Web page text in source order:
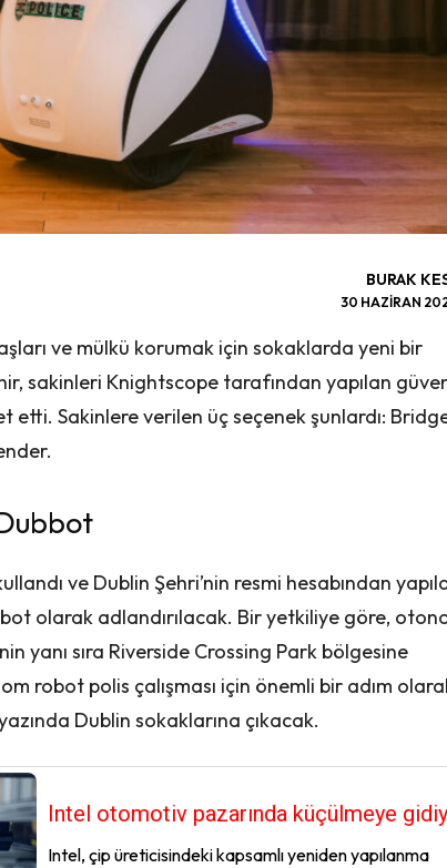
BURAK
30 HAZIRAN
ve mülkü korumak için sokaklarda yeni bir
sakinleri Knightscope tarafından yapılan
etti. Sakinlere verilen üç seçenek şunlardı:
ve Dublin Şehri’nin resmi hesabından
olarak adlandırılacak. Bir yetkiliye göre,
yanı sıra Riverside Crossing Park bölgesine
robot polis çalışması için önemli bir adım
Dublin sokaklarına çıkacak.
Intel otomotiv pazarında küçülmeye
Intel, çip üreticisindeki kapsamlı yeniden yapılanma